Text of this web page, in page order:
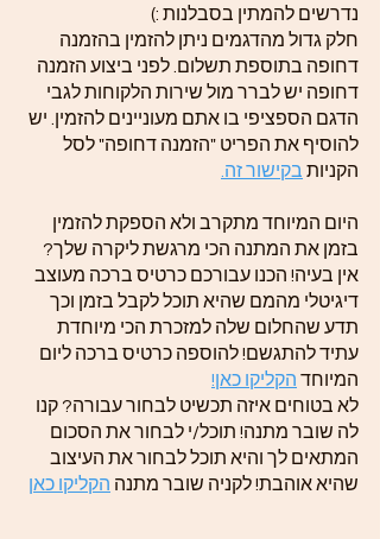
נדרשים להמתין בסבלנות :)
חלק גדול מהדגמים ניתן להזמין בהזמנה
דחופה בתוספת תשלום. לפני ביצוע הזמנה
דחופה יש לברר מול שירות הלקוחות לגבי
הדגם הספציפי בו אתם מעוניינים להזמין. יש
להוסיף את הפריט "הזמנה דחופה" לסל
הקניות בקישור זה.
היום המיוחד מתקרב ולא הספקת להזמין
בזמן את המתנה הכי מרגשת ליקרה שלך?
אין בעיה! הכנו עבורכם כרטיס ברכה מעוצב
דיגיטלי מהמם שהיא תוכל לקבל בזמן וכך
תדע שהחלום שלה למזכרת הכי מיוחדת
עתיד להתגשם! להוספה כרטיס ברכה ליום
המיוחד הקליקו כאן!
לא בטוחים איזה תכשיט לבחור עבורה? קנו
לה שובר מתנה! תוכל/י לבחור את הסכום
המתאים לך והיא תוכל לבחור את העיצוב
שהיא אוהבת! לקניה שובר מתנה הקליקו כאן